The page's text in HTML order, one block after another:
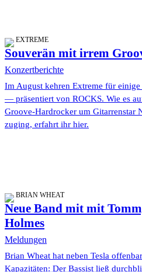
EXTREME
Souverän mit irrem
Konzertberichte
Im August kehren Extreme für
— präsentiert von ROCKS. Wie es
Groove-Hardrocker um Gitarrenstar
zuging, erfahrt ihr hier.
BRIAN WHEAT
Neue Band mit mit
Holmes
Meldungen
Brian Wheat hat neben Tesla
Kapazitäten: Der Bassist ließ